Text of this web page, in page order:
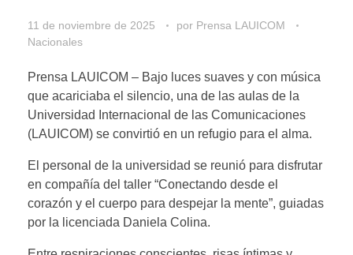
11 de noviembre de 2025 por Prensa LAUICOM
Nacionales
Prensa LAUICOM – Bajo luces suaves y con música
que acariciaba el silencio, una de las aulas de la
Universidad Internacional de las Comunicaciones
(LAUICOM) se convirtió en un refugio para el alma.
El personal de la universidad se reunió para disfrutar
en compañía del taller “Conectando desde el
corazón y el cuerpo para despejar la mente”, guiadas
por la licenciada Daniela Colina.